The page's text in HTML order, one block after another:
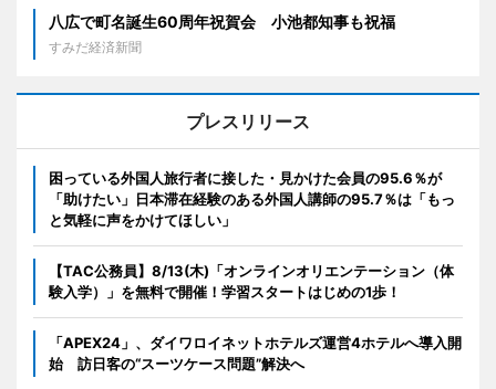
八広で町名誕生60周年祝賀会 小池都知事も祝福
すみだ経済新聞
プレスリリース
困っている外国人旅行者に接した・見かけた会員の95.6％が
「助けたい」日本滞在経験のある外国人講師の95.7％は「もっ
と気軽に声をかけてほしい」
【TAC公務員】8/13(木)「オンラインオリエンテーション（体
験入学）」を無料で開催！学習スタートはじめの1歩！
「APEX24」、ダイワロイネットホテルズ運営4ホテルへ導入開
始 訪日客の“スーツケース問題”解決へ